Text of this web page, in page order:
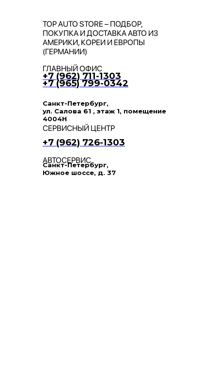
TOP AUTO STORE – ПОДБОР,
ПОКУПКА И ДОСТАВКА АВТО ИЗ
АМЕРИКИ, КОРЕИ И ЕВРОПЫ
(ГЕРМАНИИ)
ГЛАВНЫЙ ОФИС
+7 (962) 711-1303
+7 (965) 799-0342
Санкт-Петербург,
ул. Салова 61 , этаж 1, помещение
4004Н
СЕРВИСНЫЙ ЦЕНТР
+7 (962) 726-1303
АВТОСЕРВИС
Санкт-Петербург,
Южное шоссе, д. 37